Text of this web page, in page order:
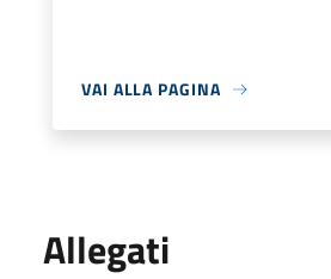
VAI ALLA PAGINA
Allegati